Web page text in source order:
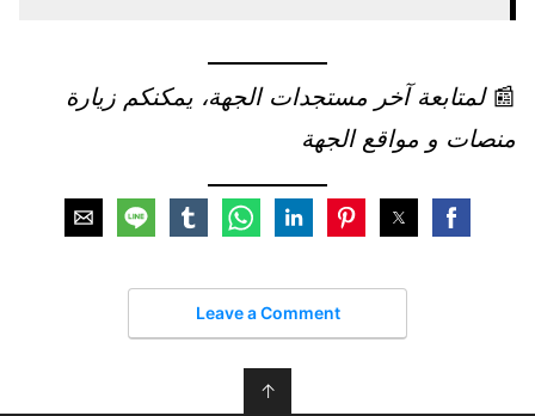
📰لمتابعة آخر مستجدات الجهة، يمكنكم زيارة
منصات و مواقع الجهة
Leave a Comment
↑